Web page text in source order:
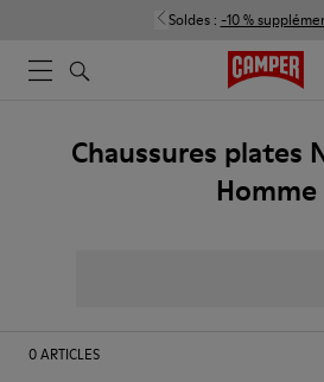
Soldes : -10 %
Chaussures plates
Homme
0ARTICLES